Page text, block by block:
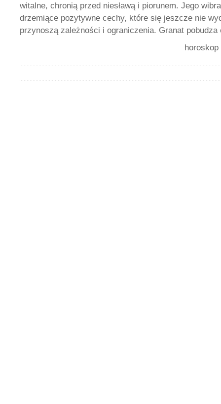
witalne, chronią przed niesławą i piorunem. Jego
drzemiące pozytywne cechy, które się jeszcze nie
przynoszą zależności i ograniczenia. Granat